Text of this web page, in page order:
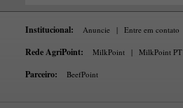
Institucional: Anuncie | Entre em contato
Rede AgriPoint: MilkPoint | MilkPoint PT
Parceiro: BeefPoint